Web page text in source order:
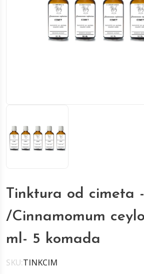
Tinktura od cimeta
/Cinnamomum
ml- 5 komada
SKU:TINKCIM